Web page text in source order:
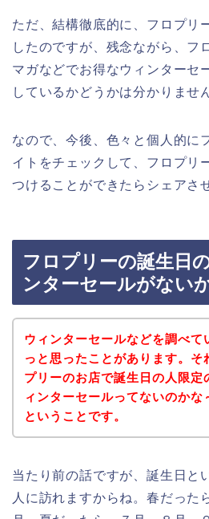
ただ、結構徹底的に、フロプリ
したのですが、残念ながら、フ
マガなどでお得なウィンターセ
しているかどうかは分かりませ
なので、今後、色々と個人的に
イトをチェックして、フロプリ
つけることができたらシェアさ
フロプリーの誕生日
ンターセールがない
ウィンターセールなどを調べて
っと思ったことがあります。そ
プリーのお店で誕生日の人限定
ィンターセールってないのかな
ということです。
当たり前の話ですが、誕生日と
人に訪れますからね。春だった